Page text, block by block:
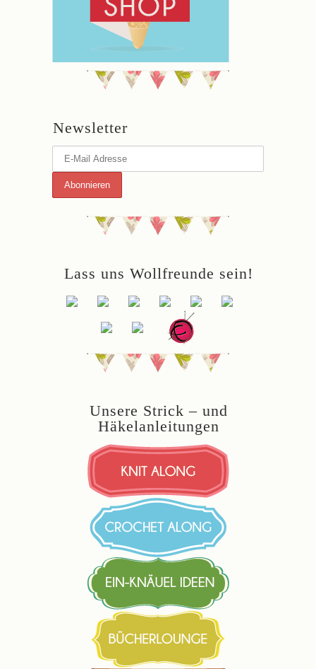
Newsletter
Lass uns Wollfreunde sein!
Unsere Strick – und
Häkelanleitungen